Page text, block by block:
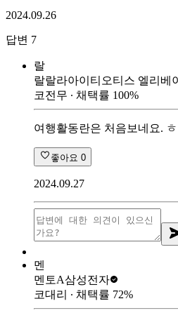
2024.09.26
답변 7
랄
랄랄라아이티 오티스 엘리베
코전무 ∙ 채택률 100%
여행활동란은 처음보네요.
좋아요 0
2024.09.27
멘
멘토A삼성전자
코대리 ∙ 채택률 72%